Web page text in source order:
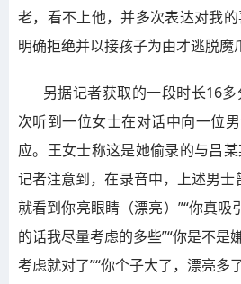
老，看不上他，并多次表达对我
明确拒绝并以接孩子为由才逃脱魔
另据记者获取的一段时长16
次听到一位女士在对话中向一位
应。王女士称这是她偷录的与吕某
记者注意到，在录音中，上述男士
就看到你亮眼睛（漂亮）”“你真吸
的话我尽量考虑的多些”“你是不是
考虑就对了”“你个子大了，漂亮多